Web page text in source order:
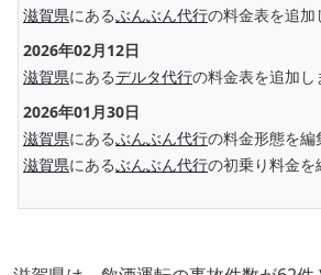
滋賀県にあるぶんぶん代行の料金表を追加
2026年02月12日
滋賀県にあるデルタ代行の料金表を追加し
2026年01月30日
滋賀県にあるぶんぶん代行の料金形態を編
滋賀県にあるぶんぶん代行の初乗り料金を